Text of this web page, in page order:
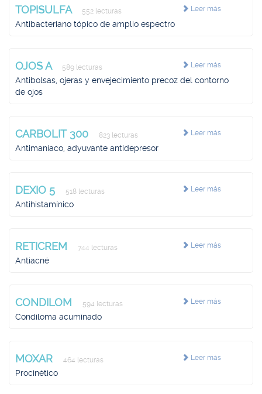
Leer más
TOPISULFA 552 lecturas
Antibacteriano tópico de amplio espectro
Leer más
OJOS A 589 lecturas
Antibolsas, ojeras y envejecimiento precoz del contorno
de ojos
Leer más
CARBOLIT 300 823 lecturas
Antimaníaco, adyuvante antidepresor
Leer más
DEXIO 5 518 lecturas
Antihistamínico
Leer más
RETICREM 744 lecturas
Antiacné
Leer más
CONDILOM 594 lecturas
Condiloma acuminado
Leer más
MOXAR 464 lecturas
Procinético